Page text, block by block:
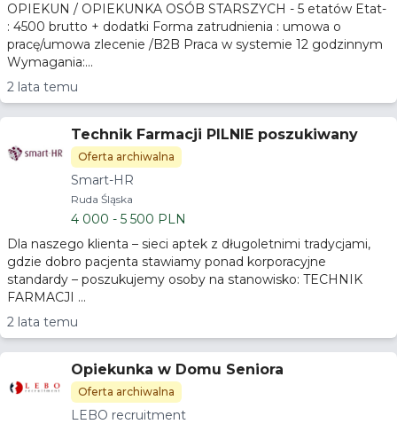
OPIEKUN / OPIEKUNKA OSÓB STARSZYCH - 5 etatów Etat-
: 4500 brutto + dodatki Forma zatrudnienia : umowa o
pracę/umowa zlecenie /B2B Praca w systemie 12 godzinnym
Wymagania:...
2 lata temu
Technik Farmacji PILNIE poszukiwany
Oferta archiwalna
Smart-HR
Ruda Śląska
4 000 - 5 500 PLN
Dla naszego klienta – sieci aptek z długoletnimi tradycjami,
gdzie dobro pacjenta stawiamy ponad korporacyjne
standardy – poszukujemy osoby na stanowisko: TECHNIK
FARMACJI ...
2 lata temu
Opiekunka w Domu Seniora
Oferta archiwalna
LEBO recruitment